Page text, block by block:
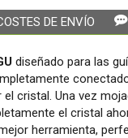
DE ENVÍO
diseñado para las
cristal. Una vez
el cristal
herramienta,